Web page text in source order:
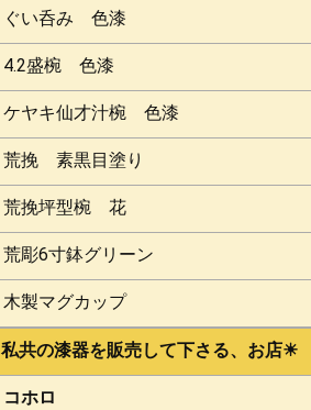
ぐい呑み 色漆
4.2盛椀 色漆
ケヤキ仙才汁椀 色漆
荒挽 素黒目塗り
荒挽坪型椀 花
荒彫6寸鉢グリーン
木製マグカップ
私共の漆器を販売して下さる、お店☀︎
コホロ